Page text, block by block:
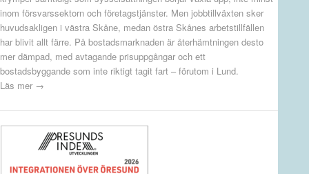
inom försvarssektorn och företagstjänster. Men jobbtillväxten sker
huvudsakligen i västra Skåne, medan östra Skånes arbetstillfällen
har blivit allt färre. På bostadsmarknaden är återhämtningen desto
mer dämpad, med avtagande prisuppgångar och ett
bostadsbyggande som inte riktigt tagit fart – förutom i Lund.
Läs mer →